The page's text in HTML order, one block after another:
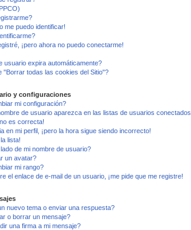
me puedo identificar!
¡pero ahora no puedo conectarme!
usuario expira automáticamente?
"Borrar todas las cookies del Sitio"?
y configuraciones
mi configuración?
de usuario aparezca en las listas de usuarios
es correcta!
en mi perfil, ¡pero la hora sigue siendo incorrecto!
lista!
de mi nombre de usuario?
un avatar?
mi rango?
el enlace de e-mail de un usuario, ¡me pide que me registre!
nuevo tema o enviar una respuesta?
o borrar un mensaje?
una firma a mi mensaje?